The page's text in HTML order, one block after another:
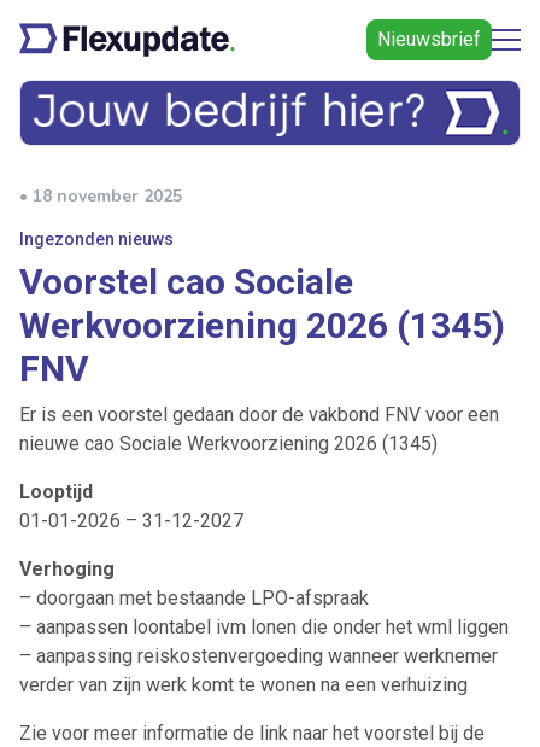
Nieuwsbrief
• 18 november 2025
Ingezonden nieuws
Voorstel cao Sociale
Werkvoorziening 2026 (1345)
FNV
Er is een voorstel gedaan door de vakbond FNV voor een
nieuwe cao Sociale Werkvoorziening 2026 (1345)
Looptijd
01-01-2026 – 31-12-2027
Verhoging
– doorgaan met bestaande LPO-afspraak
– aanpassen loontabel ivm lonen die onder het wml liggen
– aanpassing reiskostenvergoeding wanneer werknemer
verder van zijn werk komt te wonen na een verhuizing
Zie voor meer informatie de link naar het voorstel bij de